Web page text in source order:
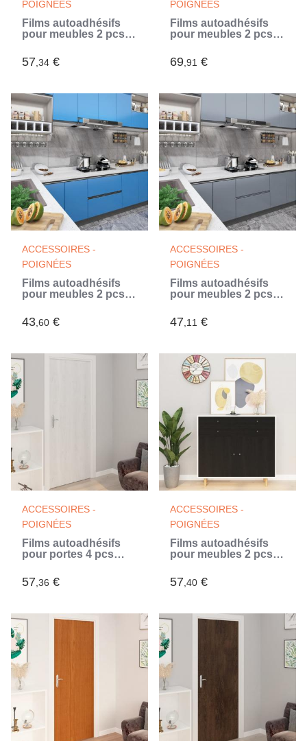
POIGNÉES
Films autoadhésifs
pour meubles 2 pcs
(Blanc)
57,34 €
POIGNÉES
Films autoadhésifs
pour meubles 2 pcs
cm PVC
69,91 €
ACCESSOIRES -
POIGNÉES
Films autoadhésifs
pour meubles 2 pcs
(Bleu)
43,60 €
ACCESSOIRES -
POIGNÉES
Films autoadhésifs
pour meubles 2 pcs
(Gris)
47,11 €
ACCESSOIRES -
POIGNÉES
Films autoadhésifs
pour portes 4 pcs
PVC (Blanc)
57,36 €
ACCESSOIRES -
POIGNÉES
Films autoadhésifs
pour meubles 2 pcs
PVC
57,40 €